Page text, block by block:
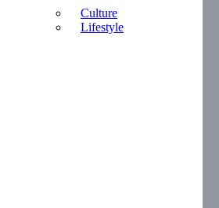
Culture
Lifestyle